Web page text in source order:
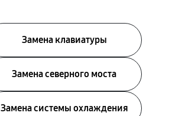
Замена клавиатуры
Замена северного моста
Замена системы охлаждения